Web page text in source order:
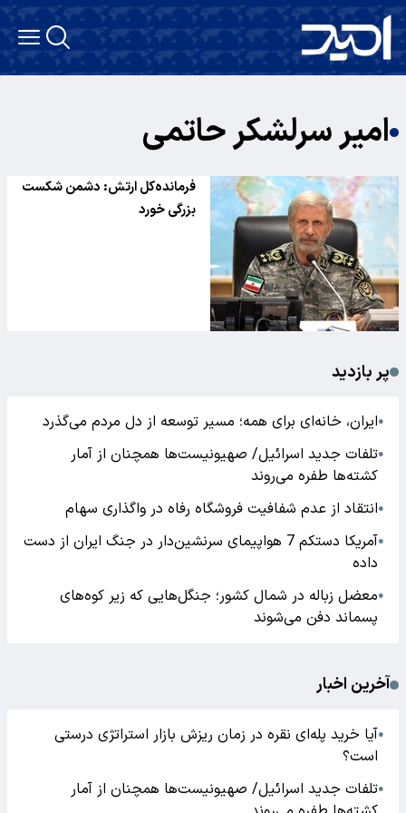
امیر سرلشکر حاتمی
فرمانده‌کل ارتش: دشمن شکست
بزرگی خورد
پر بازدید
●ایران، خانه‌ای برای همه؛ مسیر توسعه از دل مردم می‌گذرد
●تلفات جدید اسرائیل/ صهیونیست‌ها همچنان از آمار
کشته‌ها طفره می‌روند
●انتقاد از عدم شفافیت فروشگاه رفاه در واگذاری سهام
●
آمریکا دستکم 7 هواپیمای سرنشین‌دار در جنگ ایران از دست
داده
●معضل زباله در شمال کشور؛ جنگل‌هایی که زیر کوه‌های
پسماند دفن می‌شوند
آخرین اخبار
●آیا خرید پله‌ای نقره در زمان ریزش بازار استراتژی درستی
است؟
●تلفات جدید اسرائیل/ صهیونیست‌ها همچنان از آمار